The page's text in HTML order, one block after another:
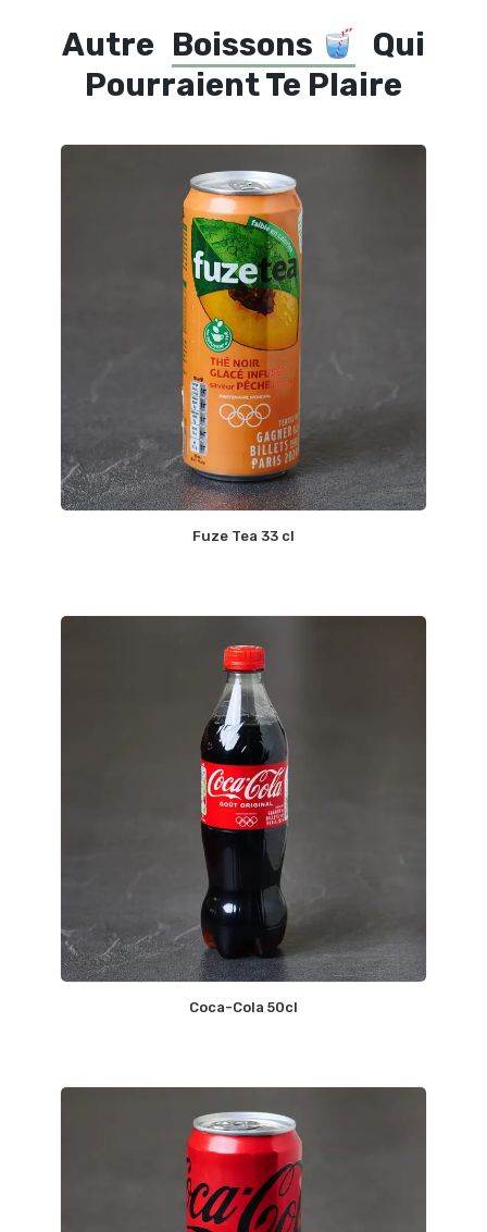
Autre Boissons
Qui
Pourraient Te Plaire
Fuze Tea 33 cl
Coca-Cola 50cl